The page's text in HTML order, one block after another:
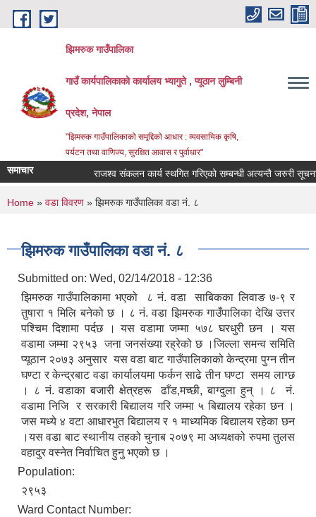
Skip to main content
झिमरुक गाउँपालिका
गाउँ कार्यपालिकाको कार्यालय भ्यागुते , प्यूठान लुम्बिनी
प्रदेश, नेपाल
"झिमरुक गाउँपालिकाको समृद्दिको आधार : व्यवसायिक कृषि,
पर्यटन तथा वाणिज्य, सुरक्षित आवास र पुर्वाधार"
समाचार राजश्व संकलन कार्य स्थगित गरिएको सम्बन्धी अत्यन्तै जरुरी सूचना ।
You are here
Home » वडा विवरण » झिमरुक गाउँपालिका वडा नं. ८
झिमरुक गाउँपालिका वडा नं. ८
Submitted on: Wed, 02/14/2018 - 12:36
झिमरुक गाउँपालिकामा भएको ८ नं. वडा साबिकका लिवाङ ७-९ र
तुषारा १ मिलि बनेको छ । ८ नं. वडा झिमरुक गाउँपालिका देखि उत्तर
पश्चिम दिशामा पर्दछ । यस वडामा जम्मा ५७८ घरधुरी छन । यस
वडामा जम्मा २९५३ जना जनसंख्या रह्रेको छ ।जिल्ला समन्व समिति
प्यूठान २०७३ अनुसार यस वडा बाट गाउँपालिकाको केन्द्रमा पुग्न तीन
घण्टा र केन्द्रबाट वडा कार्यालयमा फर्कन साढे तीन घण्टा समय लाग्छ
। ८ नं. वडाका बजारी क्षेत्रहरू ढाँड,मच्छी, बाग्दुला हुन् । ८ नं.
वडामा निजि र सरकारी बिद्यालय गरि जम्मा ५ बिद्यालय रहेका छन ।
जस मध्ये ४ वटा आधारभुत बिद्यालय र १ माध्यमिक बिद्यालय रहेका छन
।यस वडा बाट स्थानीय तहको चुनाब २०७९ मा अध्यक्षको रुपमा तुलस
वहादुर वस्नेत निर्वाचित हुनु भएको छ ।
Population:
२९५३
Ward Contact Number: